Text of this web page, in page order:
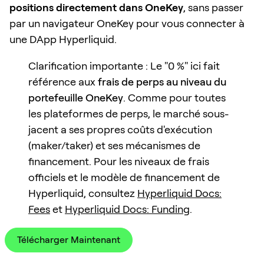
positions directement dans OneKey, sans passer
par un navigateur OneKey pour vous connecter à
une DApp Hyperliquid.
Clarification importante : Le "0 %" ici fait
référence aux frais de perps au niveau du
portefeuille OneKey. Comme pour toutes
les plateformes de perps, le marché sous-
jacent a ses propres coûts d'exécution
(maker/taker) et ses mécanismes de
financement. Pour les niveaux de frais
officiels et le modèle de financement de
Hyperliquid, consultez Hyperliquid Docs:
Feeset Hyperliquid Docs: Funding.
Télécharger Maintenant